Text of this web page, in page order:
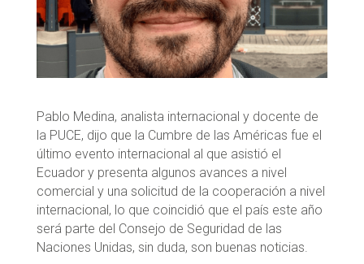
Pablo Medina, analista internacional y docente de
la PUCE, dijo que la Cumbre de las Américas fue el
último evento internacional al que asistió el
Ecuador y presenta algunos avances a nivel
comercial y una solicitud de la cooperación a nivel
internacional, lo que coincidió que el país este año
será parte del Consejo de Seguridad de las
Naciones Unidas, sin duda, son buenas noticias.